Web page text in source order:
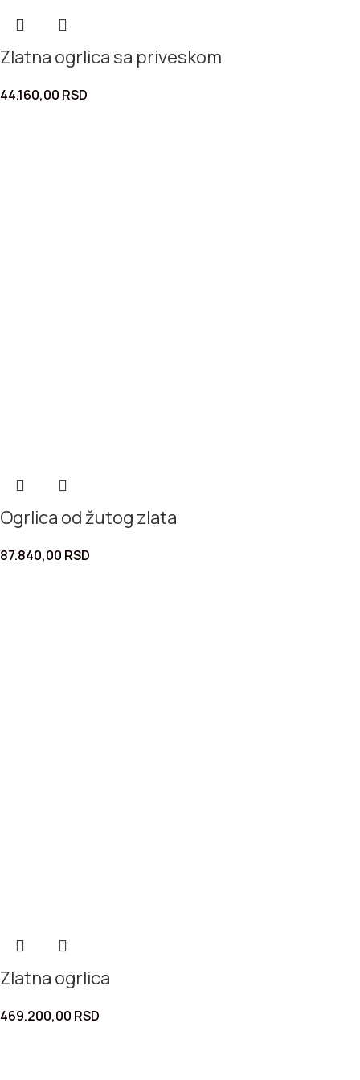
Zlatna ogrlica sa priveskom
44.160,00 RSD
Ogrlica od žutog zlata
87.840,00 RSD
Zlatna ogrlica
469.200,00 RSD